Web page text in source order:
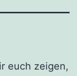
euch zeigen,